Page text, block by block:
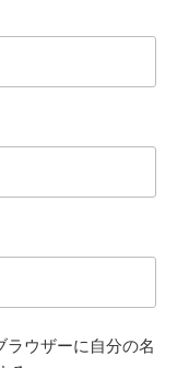
ラウザーに自分の名